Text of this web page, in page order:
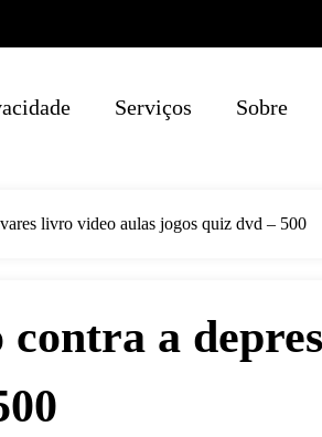
Serviços Sobre
livro video aulas jogos quiz dvd – 500
a